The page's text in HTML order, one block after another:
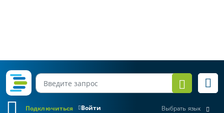
Обзор законодательства